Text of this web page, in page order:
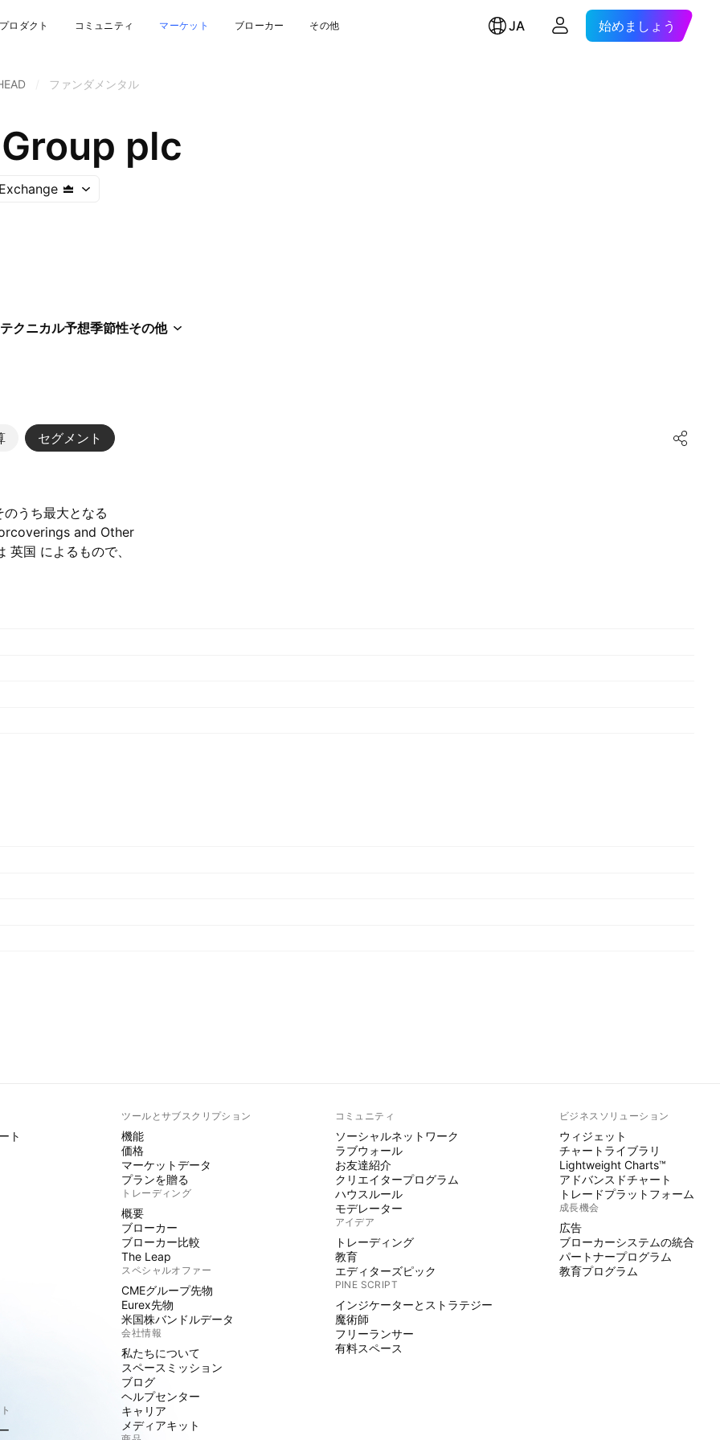
プロダクト コミュニティ マーケット ブローカー その他 JA 始めましょう
ファンダメンタル
plc
テクニカル予想季節性その他
セグメント
うち最大となる
and Other
国 によるもので、
ト
ツールとサブスクリプション
機能
価格
マーケットデータ
プランを贈る
トレーディング
概要
ブローカー
ブローカー比較
The Leap
スペシャルオファー
CMEグループ先物
Eurex先物
米国株バンドルデータ
会社情報
私たちについて
スペースミッション
ブログ
ヘルプセンター
キャリア
メディアキット
コミュニティ
ソーシャルネットワーク
ラブウォール
お友達紹介
クリエイタープログラム
ハウスルール
モデレーター
アイデア
トレーディング
教育
エディターズピック
PINE SCRIPT
インジケーターとストラテジー
魔術師
フリーランサー
有料スペース
ビジネスソリューション
ウィジェット
チャートライブラリ
Lightweight Charts™
アドバンスドチャート
トレードプラットフォーム
成長機会
広告
ブローカーシステムの統合
パートナープログラム
教育プログラム